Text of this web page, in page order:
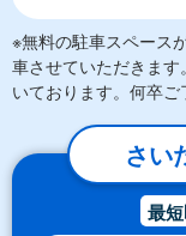
※無料の駐車スペース
車させていただきま
いております。何卒ご
さい
最